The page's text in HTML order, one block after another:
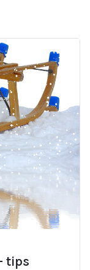
tips